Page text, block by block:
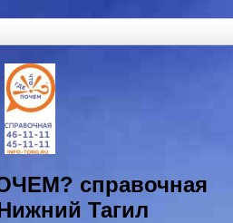
справочная
Тагил